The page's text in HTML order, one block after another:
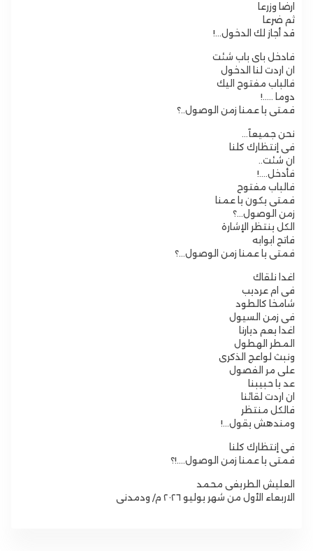
ارضا وزرعا
ثم ضرعا
قد أجاز لك الدخول…!
فادخل باى باب شئت
ان اردت لنا الدخول
فالباب مفتوح اليك
دوما …..!
فمتى يا عمنا زمن الوصول..؟
نحن جميعآ…
فى إنتظارك كلنا
ان شئت..
فأدخل….!
فالباب مفتوح
فمتى يكون يا عمنا
زمن الوصول…؟
الكل ينتظر الإشارة
فاتح ابوابه
فمتى يا عمنا زمن الوصول…؟
اغدا نلقاك
فى ام عرديب
شامخا كالطود
فى زمن السيول
اغدا يعم ديارنا
المطر الهطول
ونبث لواعج الذكرى
على مر الفصول
عد يا حبيبنا
ان اردت لقائنا
فالكل منتظر
ومندهش يقول…!
فى إنتظارك كلنا
فمتى يا عمنا زمن الوصول….!؟
العليش الطريفى محمد
الاربعاء الأول من شهر يوليو ٢٠٢٦ م/ ودمدنى